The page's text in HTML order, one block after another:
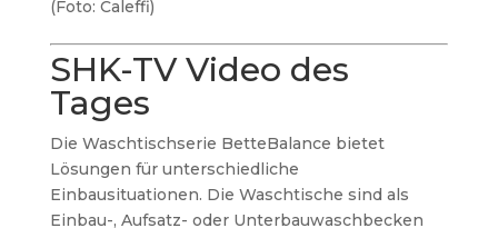
(Foto: Caleffi)
SHK-TV Video des
Tages
Die Waschtischserie BetteBalance bietet
Lösungen für unterschiedliche
Einbausituationen. Die Waschtische sind als
Einbau-, Aufsatz- oder Unterbauwaschbecken